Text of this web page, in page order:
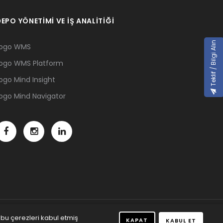
YÖNETİMİ VE İŞ ANALİTİĞİ
WMS
WMS Platform
Mind Insight
Mind Navigator
çerezleri kabul etmiş KAPAT KABUL ET
Teklif / Bilgi Alın